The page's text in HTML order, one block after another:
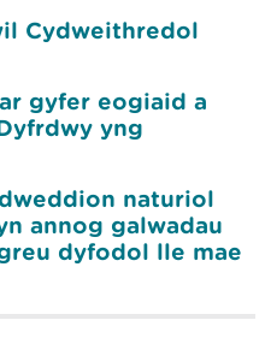
Cydweithredol
gyfer eogiaid a
yng
naturiol
annog galwadau
dyfodol lle mae